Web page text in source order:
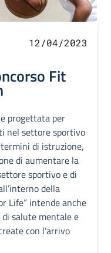
12/04/2023
Fit
progettata per
nel settore sportivo
di istruzione,
di aumentare la
sportivo e di
della
Life” intende anche
salute mentale e
con l’arrivo